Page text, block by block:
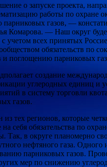
о запуске проекта,
работы по охране
газов, —
Комарова. — Наш округ
с учетом всех принятых
обязательств по
и поглощению парниковых
создание
углеродных единиц и
в систему торговли
газов.
тех регионов, которые
себя обязательства по
Так, в округе планомерно
нефтяного газа. Одного
парниковых газов.
мер по снижению